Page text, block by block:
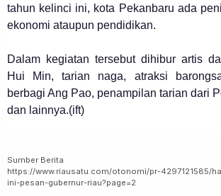
tahun kelinci ini, kota Pekanbaru ada
ekonomi ataupun pendidikan.
Dalam kegiatan tersebut dihibur artis
Hui Min, tarian naga, atraksi
berbagi Ang Pao, penampilan tarian dari
dan lainnya.(ift)
Sumber Berita
https://www.riausatu.com/otonomi/pr-4297121585/
ini-pesan-gubernur-riau?page=2